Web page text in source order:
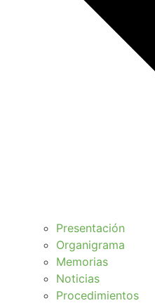
Presentación
Organigrama
Memorias
Noticias
Procedimientos